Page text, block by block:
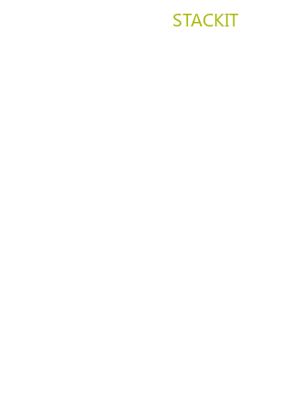
STACKIT